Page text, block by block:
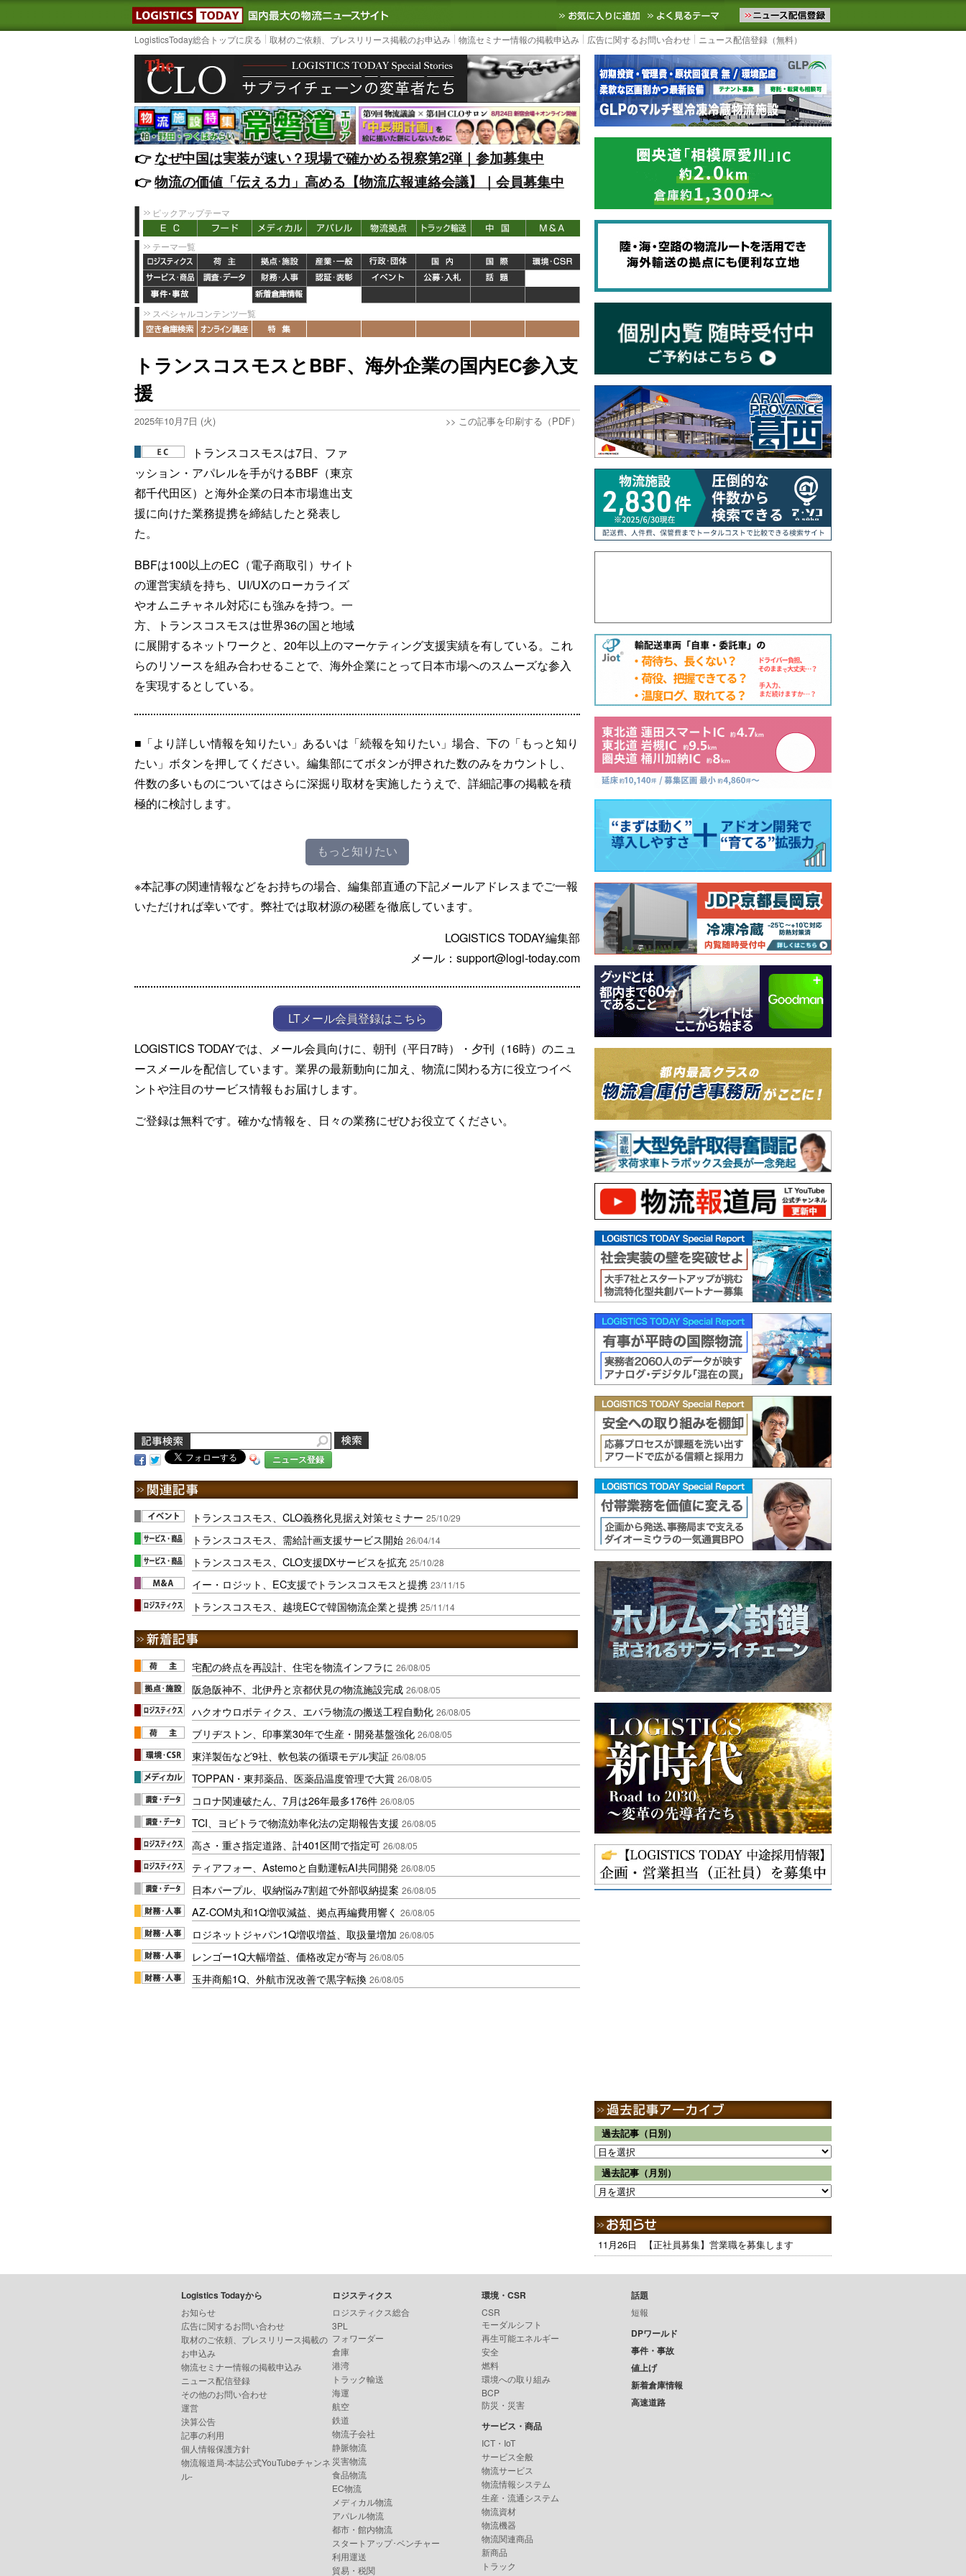
LOGISTICS TODAY｜国内最大の物流ニュースサイト3PL, SCMなど国内外の最新の物流ニュースをお届けします。物流ニュースメール配信を登録す
お気に入りに追加 よく見るテーマ
LogisticsToday総合トップに戻る 取材のご依頼、プレスリリース掲載のお申込み 物流セミナー情報の掲載申込み 広告に関するお問い合わせ ニュース配信登録（無料）
👉️なぜ中国は実装が速い？現場で確かめる視察第2弾｜参加募集中
👉️物流の価値「伝える力」高める【物流広報連絡会議】｜会員募集中
ピックアップテーマ
テーマ一覧
スペシャルコンテンツ一覧
トランスコスモスとBBF、海外企業の国内EC参入支
援
2025年10月7日 (火) >> この記事を印刷する（PDF）
トランスコスモスは7日、ファ
ッション・アパレルを手がけるBBF（東京
都千代田区）と海外企業の日本市場進出支
援に向けた業務提携を締結したと発表し
た。
BBFは100以上のEC（電子商取引）サイト
の運営実績を持ち、UI/UXのローカライズ
やオムニチャネル対応にも強みを持つ。一
方、トランスコスモスは世界36の国と地域
に展開するネットワークと、20年以上のマーケティング支援実績を有している。これ
らのリソースを組み合わせることで、海外企業にとって日本市場へのスムーズな参入
を実現するとしている。
■「より詳しい情報を知りたい」あるいは「続報を知りたい」場合、下の「もっと知り
たい」ボタンを押してください。編集部にてボタンが押された数のみをカウントし、
件数の多いものについてはさらに深掘り取材を実施したうえで、詳細記事の掲載を積
極的に検討します。
もっと知りたい
※本記事の関連情報などをお持ちの場合、編集部直通の下記メールアドレスまでご一報
いただければ幸いです。弊社では取材源の秘匿を徹底しています。
LOGISTICS TODAY編集部
メール：support@logi-today.com
LTメール会員登録はこちら
LOGISTICS TODAYでは、メール会員向けに、朝刊（平日7時）・夕刊（16時）のニュ
ースメールを配信しています。業界の最新動向に加え、物流に関わる方に役立つイベ
ントや注目のサービス情報もお届けします。
ご登録は無料です。確かな情報を、日々の業務にぜひお役立てください。
ニュース登録
トランスコスモス、CLO義務化見据え対策セミナー 25/10/29
トランスコスモス、需給計画支援サービス開始 26/04/14
トランスコスモス、CLO支援DXサービスを拡充 25/10/28
イー・ロジット、EC支援でトランスコスモスと提携 23/11/15
トランスコスモス、越境ECで韓国物流企業と提携 25/11/14
宅配の終点を再設計、住宅を物流インフラに 26/08/05
阪急阪神不、北伊丹と京都伏見の物流施設完成 26/08/05
ハクオウロボティクス、エバラ物流の搬送工程自動化 26/08/05
ブリヂストン、印事業30年で生産・開発基盤強化 26/08/05
東洋製缶など9社、軟包装の循環モデル実証 26/08/05
TOPPAN・東邦薬品、医薬品温度管理で大賞 26/08/05
コロナ関連破たん、7月は26年最多176件 26/08/05
TCI、ヨビトラで物流効率化法の定期報告支援 26/08/05
高さ・重さ指定道路、計401区間で指定可 26/08/05
ティアフォー、Astemoと自動運転AI共同開発 26/08/05
日本パープル、収納悩み7割超で外部収納提案 26/08/05
AZ-COM丸和1Q増収減益、拠点再編費用響く 26/08/05
ロジネットジャパン1Q増収増益、取扱量増加 26/08/05
レンゴー1Q大幅増益、価格改定が寄与 26/08/05
玉井商船1Q、外航市況改善で黒字転換 26/08/05
過去記事（日別）
過去記事（月別）
11月26日 【正社員募集】営業職を募集します
Logistics Todayから
お知らせ
広告に関するお問い合わせ
取材のご依頼、プレスリリース掲載の
お申込み
物流セミナー情報の掲載申込み
ニュース配信登録
その他のお問い合わせ
運営
決算公告
記事の利用
個人情報保護方針
物流報道局-本誌公式YouTubeチャンネ
ル-
ロジスティクス
ロジスティクス総合
3PL
フォワーダー
倉庫
港湾
トラック輸送
海運
航空
鉄道
物流子会社
静脈物流
災害物流
食品物流
EC物流
メディカル物流
アパレル物流
都市・館内物流
スタートアップ･ベンチャー
利用運送
貿易・税関
環境・CSR
CSR
モーダルシフト
再生可能エネルギー
安全
燃料
環境への取り組み
BCP
防災・災害
サービス・商品
ICT・IoT
サービス全般
物流サービス
物流情報システム
生産・流通システム
物流資材
物流機器
物流関連商品
新商品
トラック
話題
短報
DPワールド
事件・事故
値上げ
新着倉庫情報
高速道路